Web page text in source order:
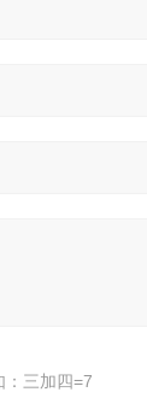
：三加四=7